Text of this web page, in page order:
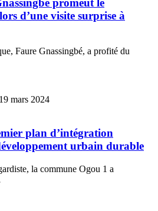
d’une visite surprise à
Faure Gnassingbé, a profité du
19 mars 2024
plan d’intégration
urbain durable
la commune Ogou 1 a